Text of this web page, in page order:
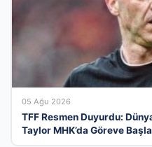
05 Ağu 2026
TFF Resmen Duyurdu:
Taylor MHK’da Göreve